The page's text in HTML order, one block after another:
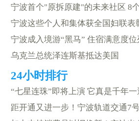
宁波首个"原拆原建"的未来社区 8
宁波这些个人和集体获全国妇联表
宁波成入境游“黑马” 住宿满意度位
乌克兰总统泽连斯基抵达美国
“七星连珠”即将上演 它真是千年一